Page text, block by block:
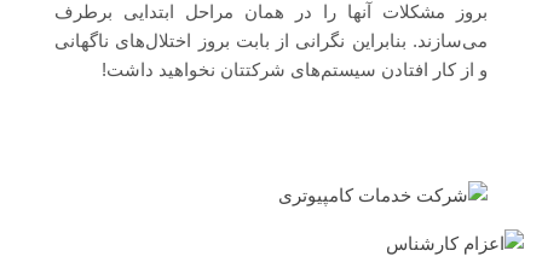
بروز مشکلات آن­ها را در همان مراحل ابتدایی برطرف
می‌سازند. بنابراین نگرانی از بابت بروز اختلال‌های ناگهانی
و از کار افتادن سیستم‌های شرکتتان نخواهید داشت!